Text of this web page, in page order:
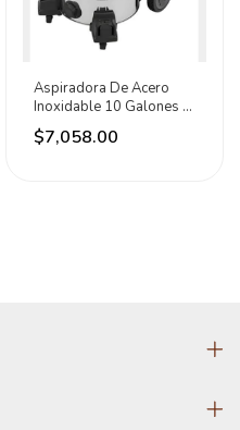
Aspiradora De Acero
Inoxidable 10 Galones 6
Hp Urrea Gris
$7,058.00